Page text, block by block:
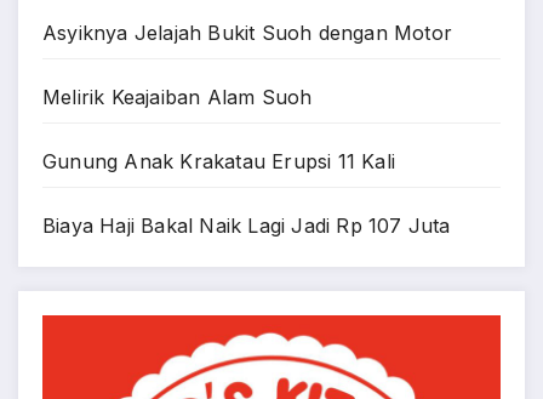
Asyiknya Jelajah Bukit Suoh dengan Motor
Melirik Keajaiban Alam Suoh
Gunung Anak Krakatau Erupsi 11 Kali
Biaya Haji Bakal Naik Lagi Jadi Rp 107 Juta